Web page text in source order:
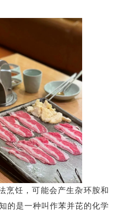
烹饪，可能会产生杂环胺和
的是一种叫作苯并芘的化学